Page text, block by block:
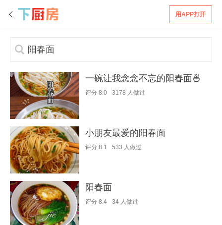
用APP打开
一碗让我念念不忘的阳春面🍜
评分 8.0 3178 人做过
小朋友最爱的阳春面
评分 8.1 533 人做过
阳春面
评分 8.4 34 人做过